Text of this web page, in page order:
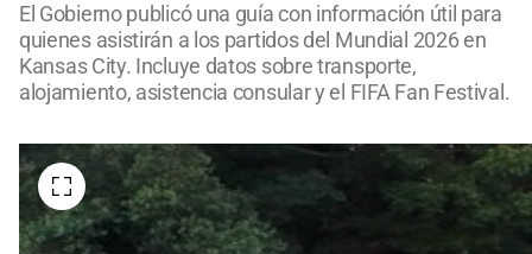
El Gobierno publicó una guía con información útil para
quienes asistirán a los partidos del Mundial 2026 en
Kansas City. Incluye datos sobre transporte,
alojamiento, asistencia consular y el FIFA Fan Festival.